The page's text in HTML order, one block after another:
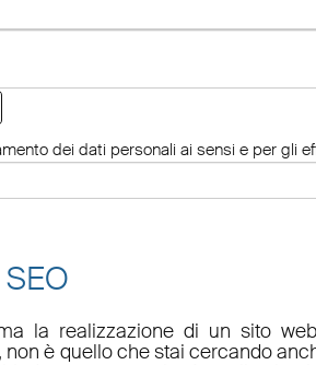
dei dati personali ai sensi e per gli
la realizzazione di un sito
è quello che stai cercando